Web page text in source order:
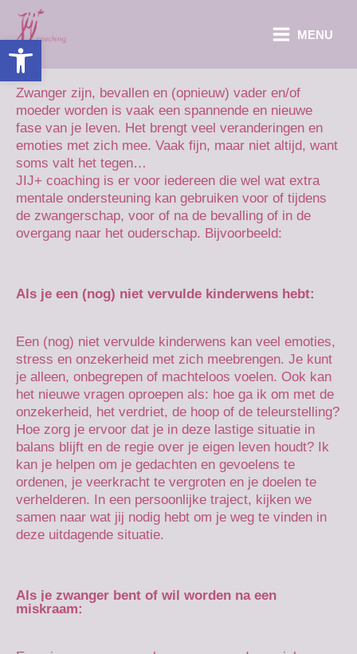
Toolbar openen
de
inhoud
MENU
Zwanger zijn, bevallen en (opnieuw) vader en/of
moeder worden is vaak een spannende en nieuwe
fase van je leven. Het brengt veel veranderingen en
emoties met zich mee. Vaak fijn, maar niet altijd, want
soms valt het tegen…
JIJ+ coaching is er voor iedereen die wel wat extra
mentale ondersteuning kan gebruiken voor of tijdens
de zwangerschap, voor of na de bevalling of in de
overgang naar het ouderschap. Bijvoorbeeld:
Als je een (nog) niet vervulde kinderwens hebt:
Een (nog) niet vervulde kinderwens kan veel emoties,
stress en onzekerheid met zich meebrengen. Je kunt
je alleen, onbegrepen of machteloos voelen. Ook kan
het nieuwe vragen oproepen als: hoe ga ik om met de
onzekerheid, het verdriet, de hoop of de teleurstelling?
Hoe zorg je ervoor dat je in deze lastige situatie in
balans blijft en de regie over je eigen leven houdt? Ik
kan je helpen om je gedachten en gevoelens te
ordenen, je veerkracht te vergroten en je doelen te
verhelderen. In een persoonlijke traject, kijken we
samen naar wat jij nodig hebt om je weg te vinden in
deze uitdagende situatie.
Als je zwanger bent of wil worden na een
miskraam: